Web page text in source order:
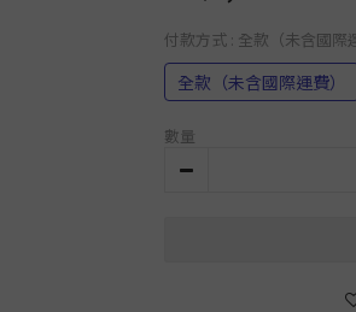
付款方式 : 全款（未含國際
全款（未含國際運費）
數量